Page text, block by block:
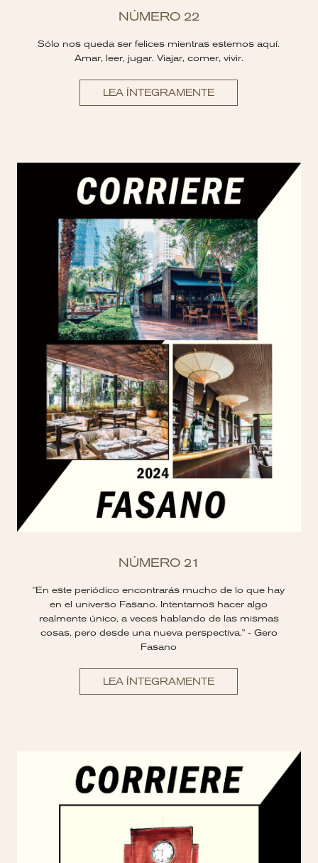
NÚMERO 22
Sólo nos queda ser felices mientras estemos aquí.
Amar, leer, jugar. Viajar, comer, vivir.
LEA ÍNTEGRAMENTE
NÚMERO 21
"En este periódico encontrarás mucho de lo que hay
en el universo Fasano. Intentamos hacer algo
realmente único, a veces hablando de las mismas
cosas, pero desde una nueva perspectiva." - Gero
Fasano
LEA ÍNTEGRAMENTE